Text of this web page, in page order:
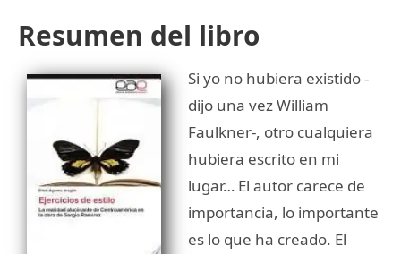
Resumen del libro
Si yo no hubiera existido -
dijo una vez William
Faulkner-, otro cualquiera
hubiera escrito en mi
lugar… El autor carece de
importancia, lo importante
es lo que ha creado. El